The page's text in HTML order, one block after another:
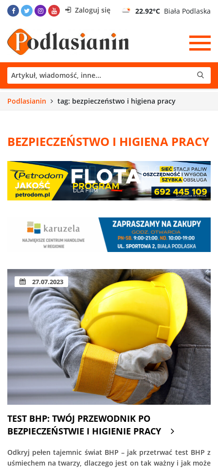
Zaloguj się 22.92°C Biała Podlaska
Podlasianin tag: bezpieczeństwo i higiena pracy
BEZPIECZEŃSTWO I HIGIENA PRACY
27.07.2023
TEST BHP: TWÓJ PRZEWODNIK PO
BEZPIECZEŃSTWIE I HIGIENIE PRACY
Odkryj pełen tajemnic świat BHP – jak przetrwać test BHP z
uśmiechem na twarzy, dlaczego jest on tak ważny i jak może